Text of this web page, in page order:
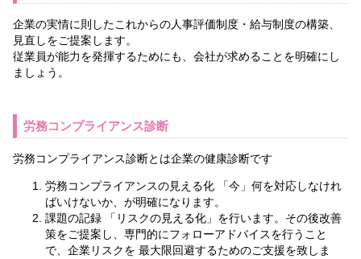
企業の実情に則したこれからの人事評価制度・給与制度の構築、
見直しをご提案します。
従業員が能力を発揮するためにも、会社が求めることを明確にし
ましょう。
労務コンプライアンス診断
労務コンプライアンス診断とは企業の健康診断です
労務コンプライアンスの⾒える化 「今」何を対応しなけれ
ばいけないか、が明確になります。
課題の記録 「リスクの⾒える化」を⾏います。その後改善
策をご提案し、専⾨的にフォローアドバイスを⾏うこと
で、企業リスクを 最⼤限回避するためのご⽀援を致しま